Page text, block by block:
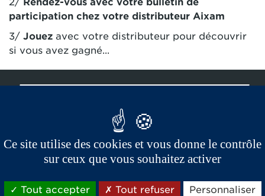
participation chez votre distributeur Aixam
3/ Jouez avec votre distributeur pour découvrir
si vous avez gagné...
Ce site utilise des cookies et vous donne le contrôle
sur ceux que vous souhaitez activer
Tout accepter Tout refuser Personnaliser